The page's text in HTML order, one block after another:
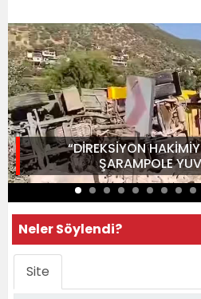
“DİREKSİYON
ŞARAMPOLE
Neler Söylendi?
Site